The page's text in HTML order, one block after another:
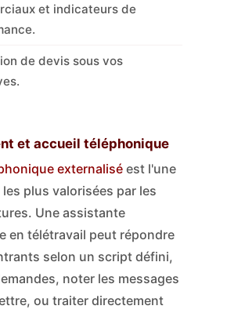
et indicateurs de
de devis sous vos
et accueil téléphonique
externaliséest l'une
plus valorisées par les
Une assistante
en télétravail peut répondre
selon un script défini,
noter les messages
ou traiter directement